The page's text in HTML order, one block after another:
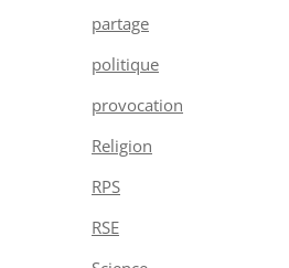
partage
politique
provocation
Religion
RPS
RSE